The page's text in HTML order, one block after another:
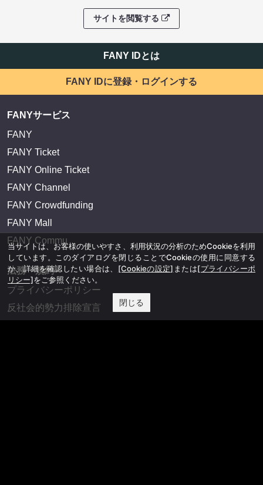
サイトを閲覧する
FANY IDとは
FANY IDに登録・ログインする
FANYサービス
FANY
FANY Ticket
FANY Online Ticket
FANY Channel
FANY Crowdfunding
FANY Mall
FANY Commu
法務・規約
プライバシーポリシー
反社会的勢力排除宣言
当サイトは、お客様の使いやすさ、利用状況の分析のためCookieを利用
しています。このダイアログを閉じることでCookieの使用に同意する
か、詳細を確認したい場合は、 [Cookieの設定] または[プライバシーポ
リシー]をご参照ください。
閉じる